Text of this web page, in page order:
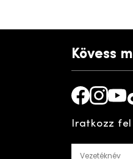
Kövess
Iratkozz
Vezetéknév